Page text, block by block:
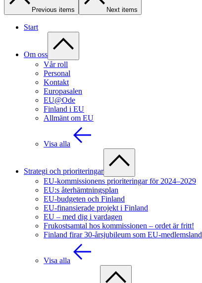
Previous items Next items
Start
Om oss
Vår roll
Personal
Kontakt
Europasalen
EU@Ode
Finland i EU
Allmänt om EU
Visa alla
Strategi och prioriteringar
EU-kommissionens prioriteringar för 2024–2029
EU:s återhämtningsplan
EU-budgeten och Finland
EU-finansierade projekt i Finland
EU – med dig i vardagen
Frukostsamtal hos kommissionen – ordet är fritt!
Finland firar 30-årsjubileum som EU-medlemsland
Visa alla